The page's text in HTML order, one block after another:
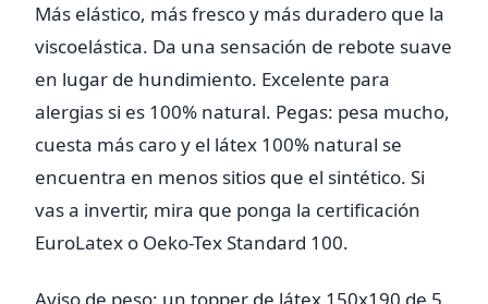
Más elástico, más fresco y más duradero que la
viscoelástica. Da una sensación de rebote suave
en lugar de hundimiento. Excelente para
alergias si es 100% natural. Pegas: pesa mucho,
cuesta más caro y el látex 100% natural se
encuentra en menos sitios que el sintético. Si
vas a invertir, mira que ponga la certificación
EuroLatex o Oeko-Tex Standard 100.